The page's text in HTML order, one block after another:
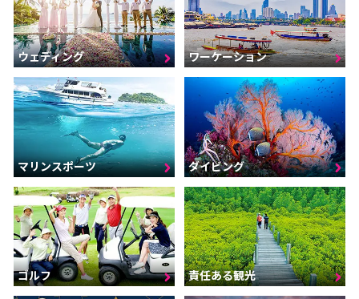
ウェディング ワーケーション
マリンスポーツ ダイビング
ゴルフ 責任ある観光